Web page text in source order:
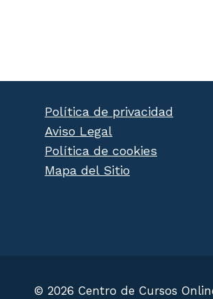
Política de privacidad
Aviso Legal
Política de cookies
Mapa del Sitio
© 2026 Centro de Cursos